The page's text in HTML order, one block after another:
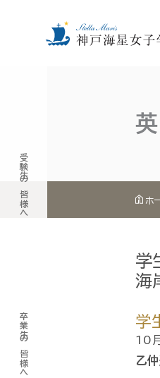
受験生の皆様へ
卒業生の皆様へ
ホ
学
海
学
10
乙